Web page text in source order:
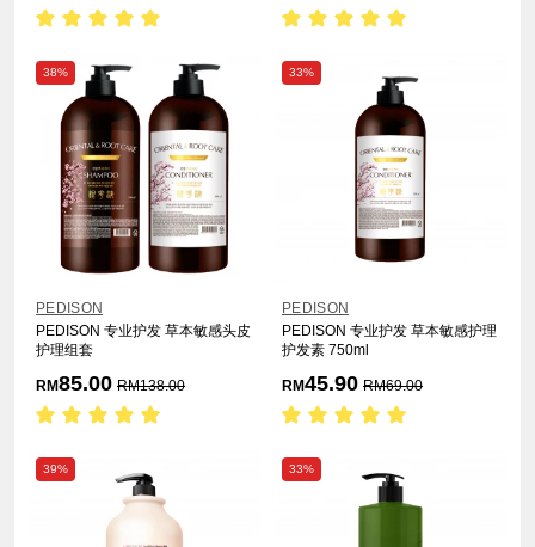
38%
PEDISON
PEDISON 专业护发 草本敏感头皮
护理组套
RM85.00 RM138.00
33%
PEDISON
PEDISON 专业护发 草本敏感护理
护发素 750ml
RM45.90 RM69.00
39% 33%